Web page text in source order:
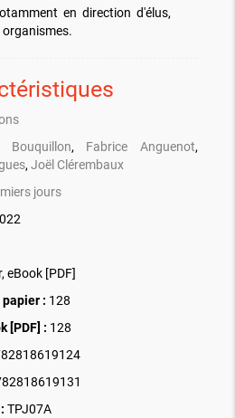
en direction d'élus,
organismes.
Bouquillon, Fabrice Anguenot,
,Joël Clérembaux
jours
eBook [PDF]
papier : 128
[PDF] : 128
TPJ07A